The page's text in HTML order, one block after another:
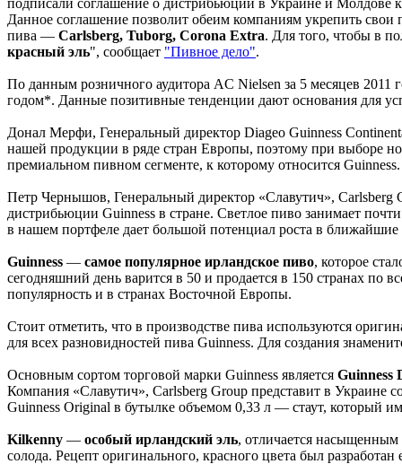
Данное соглашение позволит обеим компаниям укрепить
пива — Carlsberg, Tuborg, Corona Extra. Для того, чтобы в
красный эль", сообщает "Пивное дело".
По данным розничного аудитора AC Nielsen за 5 месяцев
годом*. Данные позитивные тенденции дают основания для
Донал Мерфи, Генеральный директор Diageo Guinness
нашей продукции в ряде стран Европы, поэтому при выборе
премиальном пивном сегменте, к которому относится
Петр Чернышов, Генеральный директор «Славутич», Carlsberg
дистрибьюции Guinness в стране. Светлое пиво занимает
в нашем портфеле дает большой потенциал роста в
Guinness — самое популярное ирландское пиво, которое
сегодняшний день варится в 50 и продается в 150 странах
популярность и в странах Восточной Европы.
Стоит отметить, что в производстве пива используются
для всех разновидностей пива Guinness. Для создания
Основным сортом торговой марки Guinness является Guinness
Компания «Славутич», Carlsberg Group представит в Украине
Guinness Original в бутылке объемом 0,33 л — стаут, который
Kilkenny — особый ирландский эль, отличается насыщенным
солода. Рецепт оригинального, красного цвета был